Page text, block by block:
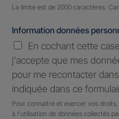
Nombre de caractères
La limite est de 2000 caractères.
Information données
En cochant cette
j'accepte que mes
pour me recontacter
indiquée dans ce
Pour connaitre et exercer vos
à l'utilisation de données collectés